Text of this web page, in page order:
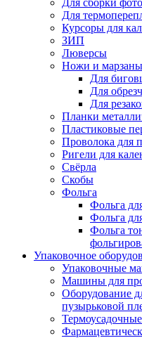
Для
Курсоры для
ЗИП
Люверсы
Ножи и марзаны
Для
Для
Для
Планки
Пластиковые
Проволока для
Ригели для
Свёрла
Скобы
Фольга
Фольга
Фольга
Фольга
Упаковочное
Упаковочные
Машины для
Оборудование
пузырьковой